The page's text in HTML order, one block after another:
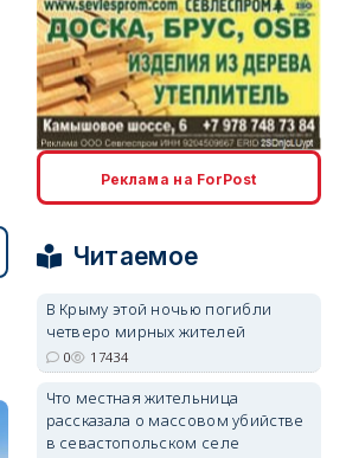
erid: 2SDnjcLUypt
erid: 2SDnjcrDNw6
Реклама на ForPost
Читаемое
В Крыму этой ночью погибли
четверо мирных жителей
0 17434
Что местная жительница
рассказала о массовом убийстве
в севастопольском селе